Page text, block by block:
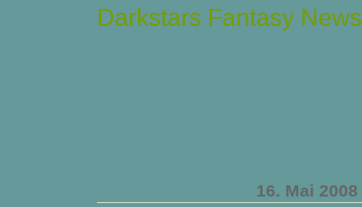
Darkstars Fantasy News
16. Mai 2008